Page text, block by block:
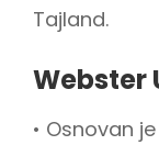
Tajland.
Webster
• Osnovan